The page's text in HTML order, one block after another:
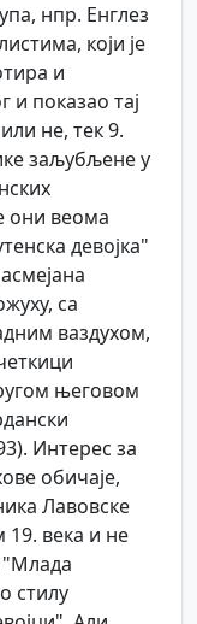
нпр. Енглез
који је
и
и показао тај
не, тек 9.
заљубљене у
они веома
девојка"
са
ваздухом,
његовом
Интерес за
обичаје,
Лавовске
19. века и не
"Млада
стилу